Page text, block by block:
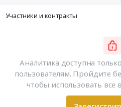
Участники и контракты
Аналитика доступна
пользователям. Пройдите
чтобы использовать все